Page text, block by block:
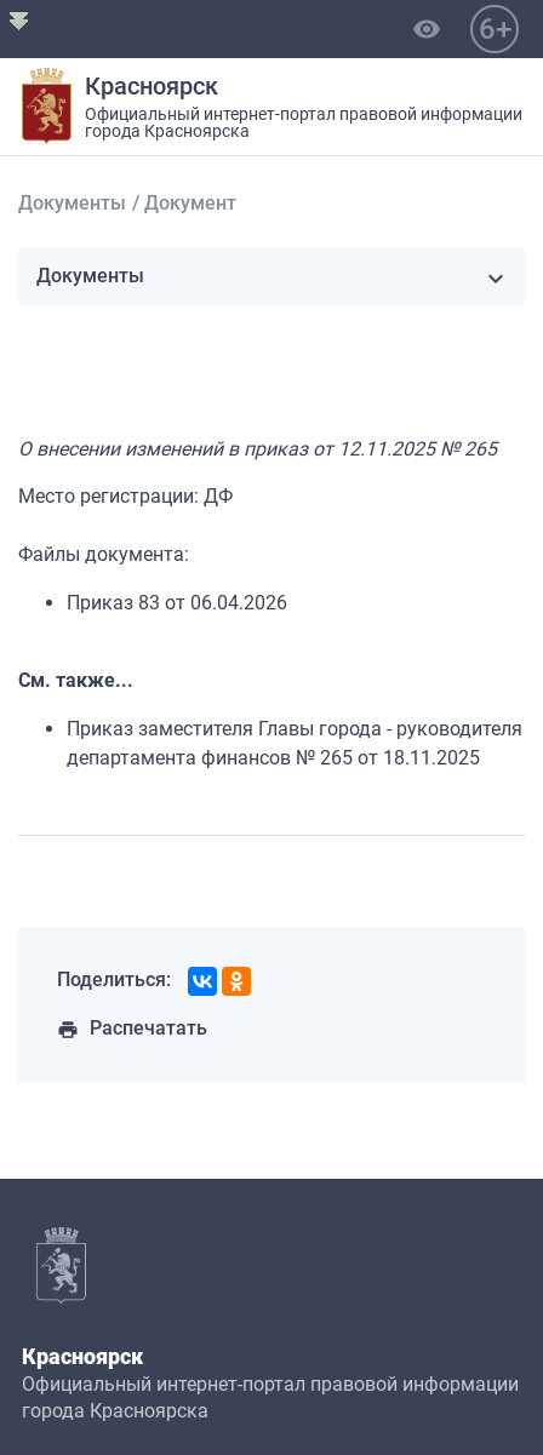
visibility 6+
Красноярск
Официальный интернет-портал правовой информации
города Красноярска
Документы / Документ
О внесении изменений в приказ от 12.11.2025 № 265
Место регистрации: ДФ
Файлы документа:
Приказ 83 от 06.04.2026
См. также...
Приказ заместителя Главы города - руководителя
департамента финансов № 265 от 18.11.2025
Документы
Поделиться:
print Распечатать
Красноярск
Официальный интернет-портал правовой информации
города Красноярска